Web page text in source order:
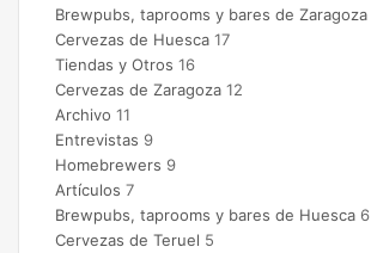
Brewpubs, taprooms y bares de Zaragoza
Cervezas de Huesca 17
Tiendas y Otros 16
Cervezas de Zaragoza 12
Archivo 11
Entrevistas 9
Homebrewers 9
Artículos 7
Brewpubs, taprooms y bares de Huesca 6
Cervezas de Teruel 5